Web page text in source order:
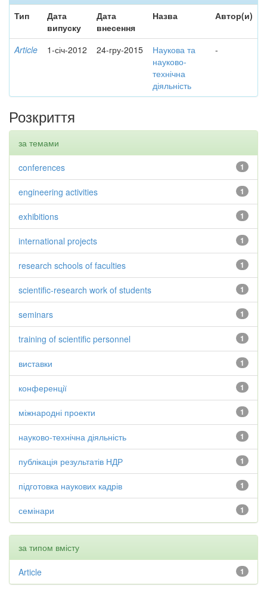
Тип
Дата
випуску
Дата
внесення
Назва Автор(и)
Article 1-січ-2012 24-гру-2015
Наукова та
науково-
технічна
діяльність
-
Розкриття
за темами
1
conferences
1
engineering activities
1
exhibitions
1
international projects
1
research schools of faculties
1
scientific-research work of students
1
seminars
1
training of scientific personnel
1
виставки
1
конференції
1
міжнародні проекти
1
науково-технічна діяльність
1
публікація результатів НДР
1
підготовка наукових кадрів
1
семінари
за типом вмісту
1
Article